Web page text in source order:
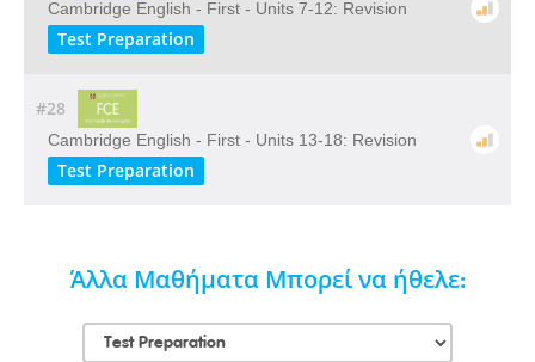
Cambridge English - First - Units 7-12: Revision
Test Preparation
#28
Cambridge English - First - Units 13-18: Revision
Test Preparation
Άλλα Μαθήματα Μπορεί να ήθελε: